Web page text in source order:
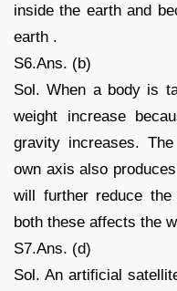
inside the earth and
earth .
S6.Ans. (b)
Sol. When a body is
weight increase
gravity increases.
own axis also
will further reduce
both these affects the
S7.Ans. (d)
Sol. An artificial